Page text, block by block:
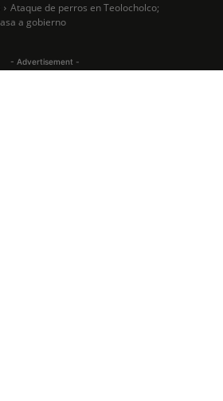
Ataque de perros en Teolocholco;
a gobierno
- Advertisement -